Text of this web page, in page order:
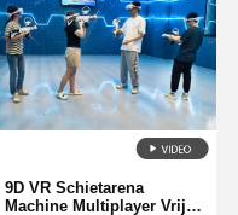
9D VR Schietarena
Machine Multiplayer Vrij